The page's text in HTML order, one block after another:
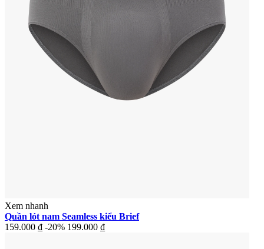
Xem nhanh
Quần lót nam Seamless kiểu Brief
159.000 ₫ -20% 199.000 ₫